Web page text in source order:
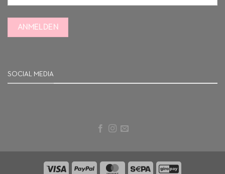
SOCIAL MEDIA
Visa PayPal MasterCardSepa GiroPay